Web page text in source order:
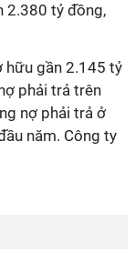
2.380 tỷ đồng,
hữu gần 2.145 tỷ
phải trả trên
nợ phải trả ở
năm. Công ty